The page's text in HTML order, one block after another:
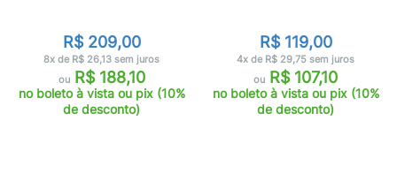
R$ 209,00
8x de R$ 26,13 sem juros
ouR$ 188,10
no boleto à vista ou pix (10%
de desconto)
R$ 119,00
4x de R$ 29,75 sem juros
ou R$ 107,10
no boleto à vista ou pix (10%
de desconto)